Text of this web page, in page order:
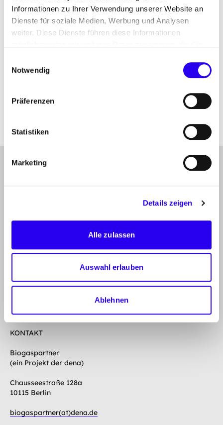
Informationen zu Ihrer Verwendung unserer Website an
Dienste für soziale Medien, Werbung und Analysen
weiter. Diese Dienste führen diese Informationen
Nutzung der Dienste gesammelt haben.
Notwendig
Präferenzen
Statistiken
Marketing
Details zeigen
Alle zulassen
Auswahl erlauben
Ablehnen
Senior Sales Manager Green Gases
Ohlauer Str. 43
10999 Berlin
www.go2-markets.com
gehe
oben
Folgen Sie uns auf
PARTNER
GESETZLICHER ÜBERBLICK
KONTAKT
Biogaspartner
(ein Projekt der dena)
Chausseestraße 128a
10115 Berlin
biogaspartner(at)dena.de